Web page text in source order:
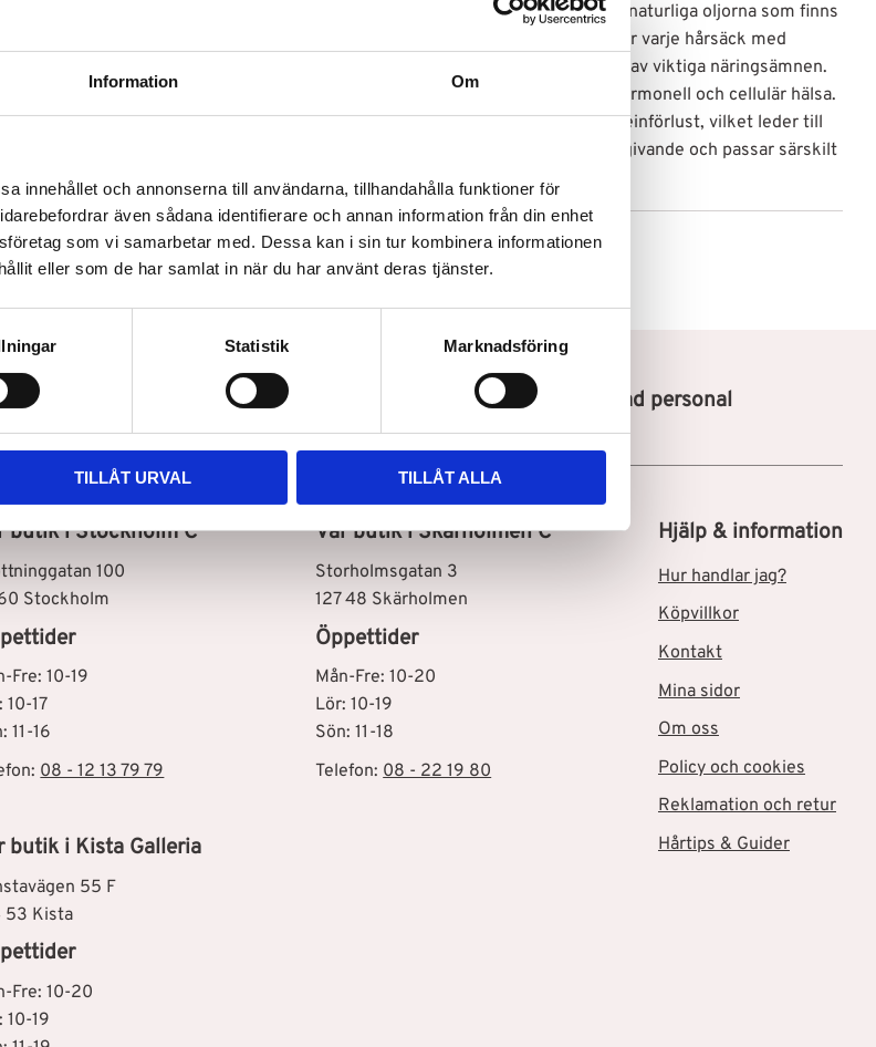
Information Om
innehållet och annonserna till användarna, tillhandahålla funktioner för
även sådana identifierare och annan information från din enhet
som vi samarbetar med. Dessa kan i sin tur kombinera informationen
eller som de har samlat in när du har använt deras tjänster.
Statistik Marknadsföring
TILLÅT URVAL TILLÅT ALLA
Kokosolja är ett måste för hårvården. Oljan är en av de rikaste naturliga oljorna som finns
och har möjlighet att genomtränga håret på djupet, vilket förser varje hårsäck med
näringsrika fettsyror som bidrar till en mer effektiv absorption av viktiga näringsämnen.
Kokosolja innehåller höga halter av laurinsyra, vilket stödjer hormonell och cellulär hälsa.
Denna fettsyra tränger sig in i hårets fibrer och förhindrar proteinförlust, vilket leder till
starkare, tjockare och friskare hår. Oljan är också mycket fuktgivande och passar särskilt
bra för personer med lockigt, torrt hår.
Snabb leverans Utbildad personal
butik i Stockholm C
100
60 Stockholm
Fre: 10-19
10-17
11-16
08 - 12 13 79 79
butik i Kista Galleria
55 F
53 Kista
Fre: 10-20
10-19
Vår butik i Skärholmen C
Storholmsgatan 3
127 48 Skärholmen
Öppettider
Mån-Fre: 10-20
Lör: 10-19
Sön: 11-18
Telefon: 08 - 22 19 80
Hjälp & information
Hur handlar jag?
Köpvillkor
Kontakt
Mina sidor
Om oss
Policy och cookies
Reklamation och retur
Hårtips & Guider